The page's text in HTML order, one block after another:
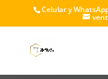
Celular y